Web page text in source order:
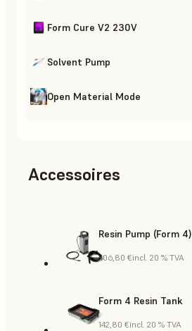
Form Cure V2 230V
Solvent Pump
Open Material Mode
Accessoires
Resin Pump (Form 4)
406,80 €incl. 20 % TVA
Form 4 Resin Tank
142,80 €incl. 20 % TVA